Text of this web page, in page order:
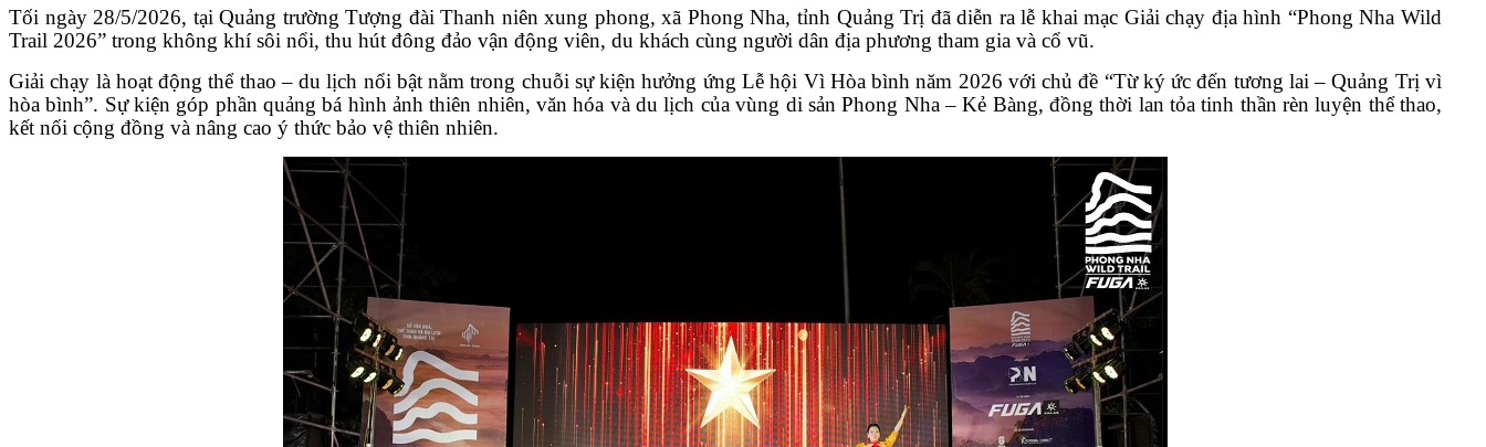
Tối ngày 28/5/2026, tại Quảng trường Tượng đài Thanh niên xung phong, xã Phong Nha, tỉnh Quảng Trị đã diễn ra lễ khai mạc Giải chạy địa hình “Phong Nha Wild
Trail 2026” trong không khí sôi nổi, thu hút đông đảo vận động viên, du khách cùng người dân địa phương tham gia và cổ vũ.
Giải chạy là hoạt động thể thao – du lịch nổi bật nằm trong chuỗi sự kiện hưởng ứng Lễ hội Vì Hòa bình năm 2026 với chủ đề “Từ ký ức đến tương lai – Quảng Trị vì
hòa bình”. Sự kiện góp phần quảng bá hình ảnh thiên nhiên, văn hóa và du lịch của vùng di sản Phong Nha – Kẻ Bàng, đồng thời lan tỏa tinh thần rèn luyện thể thao,
kết nối cộng đồng và nâng cao ý thức bảo vệ thiên nhiên.